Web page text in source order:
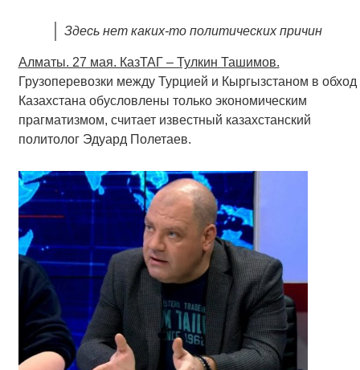
Здесь нет каких-то политических причин
Алматы. 27 мая. КазТАГ – Тулкин Ташимов.
Грузоперевозки между Турцией и Кыргызстаном в обход
Казахстана обусловлены только экономическим
прагматизмом, считает известный казахстанский
политолог Эдуард Полетаев.